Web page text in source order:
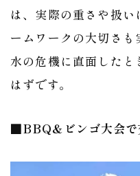
は、実際の重さや扱
ームワークの大切さ
水の危機に直面した
はずです。
■BBQ＆ビンゴ大会で